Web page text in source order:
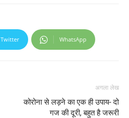
Twitter WhatsApp
अगला लेख
कोरोना से लड़ने का एक ही उपाय- दो
गज की दूरी, बहुत है जरूरी